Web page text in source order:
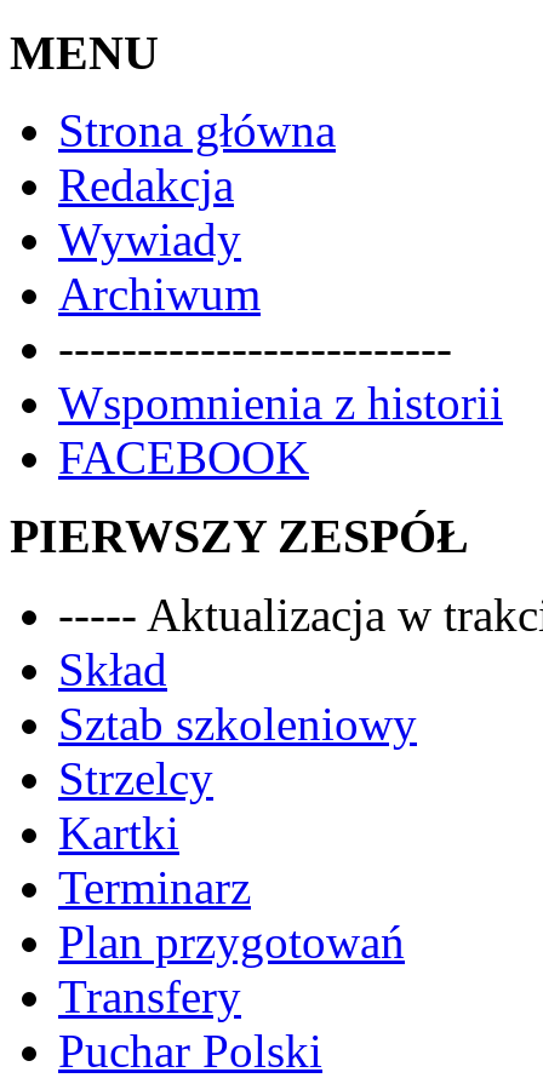
MENU
Strona główna
Redakcja
Wywiady
Archiwum
-------------------------
Wspomnienia z historii
FACEBOOK
PIERWSZY ZESPÓŁ
----- Aktualizacja w
Skład
Sztab szkoleniowy
Strzelcy
Kartki
Terminarz
Plan przygotowań
Transfery
Puchar Polski